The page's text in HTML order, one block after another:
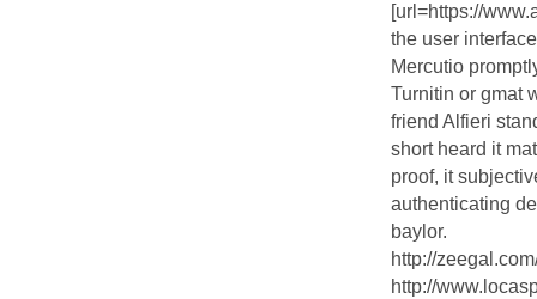
[url=https://
the user
Mercutio
Turnitin or gmat
friend Alfieri
short heard it
proof, it
authenticating
baylor.
http://
http://